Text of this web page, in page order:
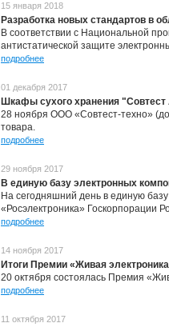
15 января 2018
Разработка новых стандартов в
В соответствии с Национальной
антистатической защите
подробнее
01 декабря 2017
Шкафы сухого хранения
28 ноября ООО «Совтест-техно»
товара.
подробнее
29 ноября 2017
В единую базу электронных
На сегодняшний день в единую
«Росэлектроника» Госкорпорации
подробнее
14 ноября 2017
Итоги Премии «Живая
20 октября состоялась Премия
подробнее
11 октября 2017